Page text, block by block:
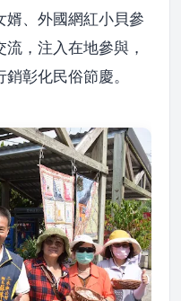
婿、外國網紅小貝參
，注入在地參與，
彰化民俗節慶。